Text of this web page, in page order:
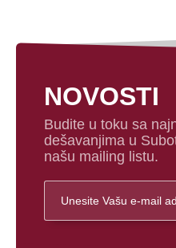
NOVOSTI
Budite u toku sa
dešavanjima u
našu mailing listu.